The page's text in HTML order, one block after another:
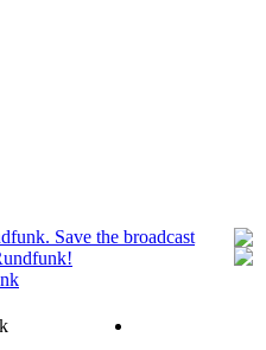
Save the broadcast